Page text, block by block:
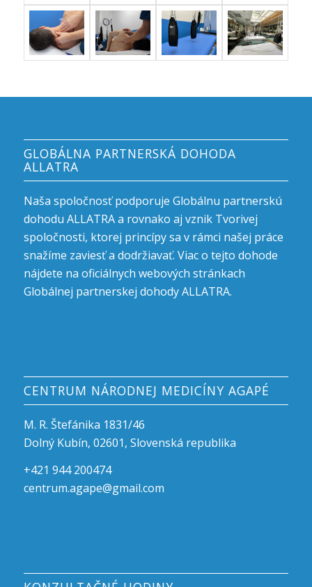
GLOBÁLNA PARTNERSKÁ DOHODA
ALLATRA
Naša spoločnosť podporuje Globálnu partnerskú
dohodu ALLATRA a rovnako aj vznik Tvorivej
spoločnosti, ktorej princípy sa v rámci našej práce
snažíme zaviesť a dodržiavať. Viac o tejto dohode
nájdete na oficiálnych webových stránkach
Globálnej partnerskej dohody ALLATRA.
CENTRUM NÁRODNEJ MEDICÍNY AGAPÉ
M. R. Štefánika 1831/46
Dolný Kubín, 02601, Slovenská republika
+421 944 200474
centrum.agape@gmail.com